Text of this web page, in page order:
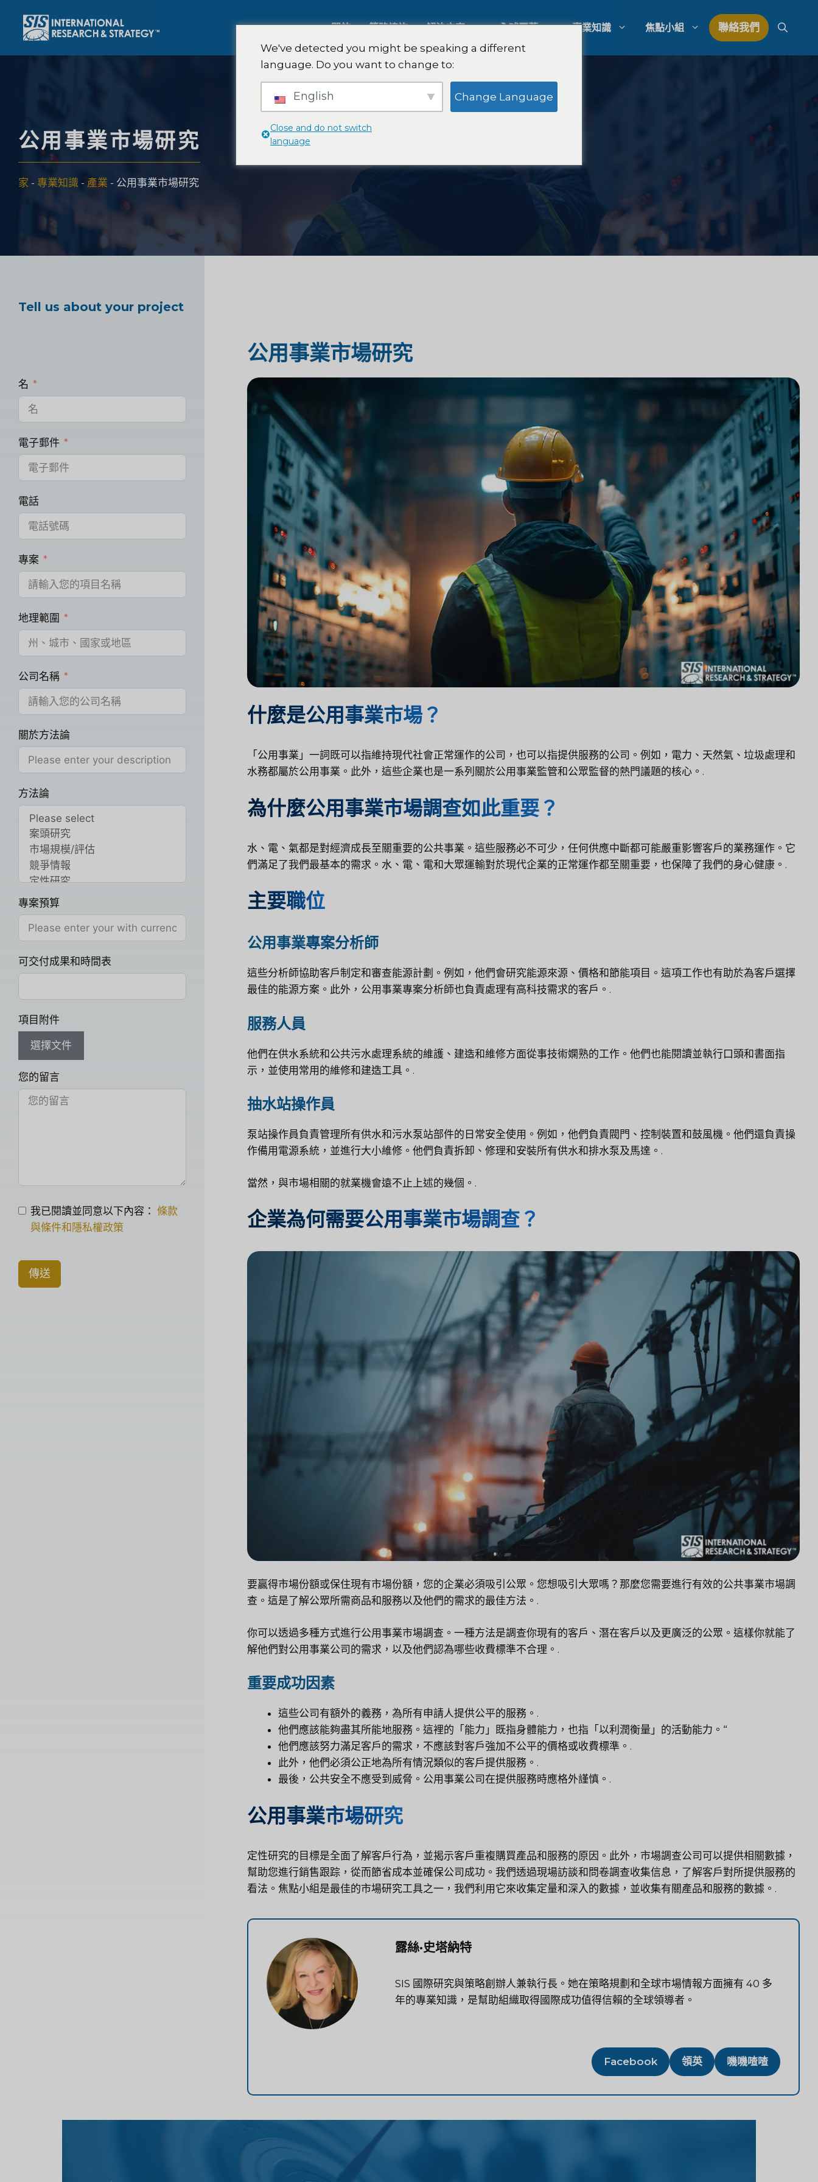
容
關於 策略諮詢 解決方案
人工智慧市場研究
消費者市場研究
工業市場研究
定性與定量研究
律師事務所競爭分析
全球覆蓋 專業知識 焦點小組 聯絡我們
公用事業市場研究
家 - 專業知識 - 產業 - 公用事業市場研究
公用事業市場研究
什麼是公用事業市場？
「公用事業」一詞既可以指維持現代社會正常運作的公司，也可以指提供服務的公司。例如，電力、天然氣、垃圾處理和
水務都屬於公用事業。此外，這些企業也是一系列關於公用事業監管和公眾監督的熱門議題的核心。.
為什麼公用事業市場調查如此重要？
水、電、氣都是對經濟成長至關重要的公共事業。這些服務必不可少，任何供應中斷都可能嚴重影響客戶的業務運作。它
們滿足了我們最基本的需求。水、電、電和大眾運輸對於現代企業的正常運作都至關重要，也保障了我們的身心健康。.
主要職位
公用事業專案分析師
這些分析師協助客戶制定和審查能源計劃。例如，他們會研究能源來源、價格和節能項目。這項工作也有助於為客戶選擇
最佳的能源方案。此外，公用事業專案分析師也負責處理有高科技需求的客戶。.
服務人員
他們在供水系統和公共污水處理系統的維護、建造和維修方面從事技術嫻熟的工作。他們也能閱讀並執行口頭和書面指
示，並使用常用的維修和建造工具。.
抽水站操作員
泵站操作員負責管理所有供水和污水泵站部件的日常安全使用。例如，他們負責閥門、控制裝置和鼓風機。他們還負責操
作備用電源系統，並進行大小維修。他們負責拆卸、修理和安裝所有供水和排水泵及馬達。.
當然，與市場相關的就業機會遠不止上述的幾個。.
企業為何需要公用事業市場調查？
要贏得市場份額或保住現有市場份額，您的企業必須吸引公眾。您想吸引大眾嗎？那麼您需要進行有效的公共事業市場調
查。這是了解公眾所需商品和服務以及他們的需求的最佳方法。.
你可以透過多種方式進行公用事業市場調查。一種方法是調查你現有的客戶、潛在客戶以及更廣泛的公眾。這樣你就能了
解他們對公用事業公司的需求，以及他們認為哪些收費標準不合理。.
重要成功因素
這些公司有額外的義務，為所有申請人提供公平的服務。.
他們應該能夠盡其所能地服務。這裡的「能力」既指身體能力，也指「以利潤衡量」的活動能力。“
他們應該努力滿足客戶的需求，不應該對客戶強加不公平的價格或收費標準。.
此外，他們必須公正地為所有情況類似的客戶提供服務。.
最後，公共安全不應受到威脅。公用事業公司在提供服務時應格外謹慎。.
公用事業市場研究
定性研究的目標是全面了解客戶行為，並揭示客戶重複購買產品和服務的原因。此外，市場調查公司可以提供相關數據，
幫助您進行銷售跟踪，從而節省成本並確保公司成功。我們透過現場訪談和問卷調查收集信息，了解客戶對所提供服務的
看法。焦點小組是最佳的市場研究工具之一，我們利用它來收集定量和深入的數據，並收集有關產品和服務的數據。.
露絲·史塔納特
SIS 國際研究與策略創辦人兼執行長。她在策略規劃和全球市場情報方面擁有 40 多
年的專業知識，是幫助組織取得國際成功值得信賴的全球領導者。
Facebook 領英 嘰嘰喳喳
Tell us about your project
名
電子郵件
電話
專案
地理範圍
公司名稱
關於方法論
方法論
專案預算
可交付成果和時間表
項目附件
選擇文件
您的留言
我已閱讀並同意以下內容： 條款
與條件和隱私權政策
傳送
We've detected you might be speaking a different
language. Do you want to change to:
English Change Language
Close and do not switch
language